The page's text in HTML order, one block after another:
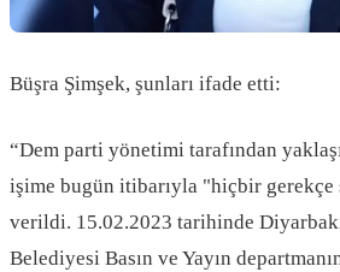
Büşra Şimşek, şunları ifade etti:
“Dem parti yönetimi tarafından
işime bugün itibarıyla "hiçbir gerekçe
verildi. 15.02.2023 tarihinde
Belediyesi Basın ve Yayın